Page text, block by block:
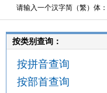
请输入一个汉字简（繁）体：
按类别查询：
按拼音查询
按部首查询